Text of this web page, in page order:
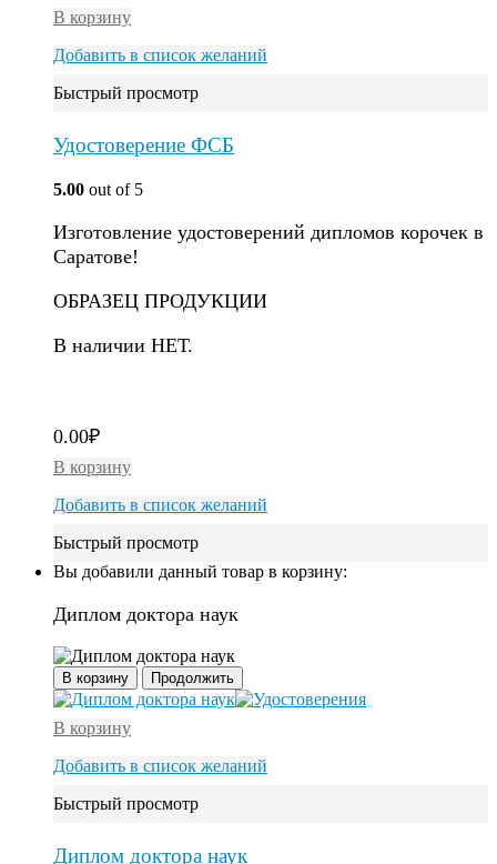
В корзину
Добавить в список желаний
Быстрый просмотр
Удостоверение ФСБ
5.00 out of 5
Изготовление удостоверений дипломов корочек в
Саратове!
ОБРАЗЕЦ ПРОДУКЦИИ
В наличии НЕТ.
0.00₽
В корзину
Добавить в список желаний
Быстрый просмотр
Вы добавили данный товар в корзину:
Диплом доктора наук
В корзину Продолжить
В корзину
Добавить в список желаний
Быстрый просмотр
Диплом доктора наук